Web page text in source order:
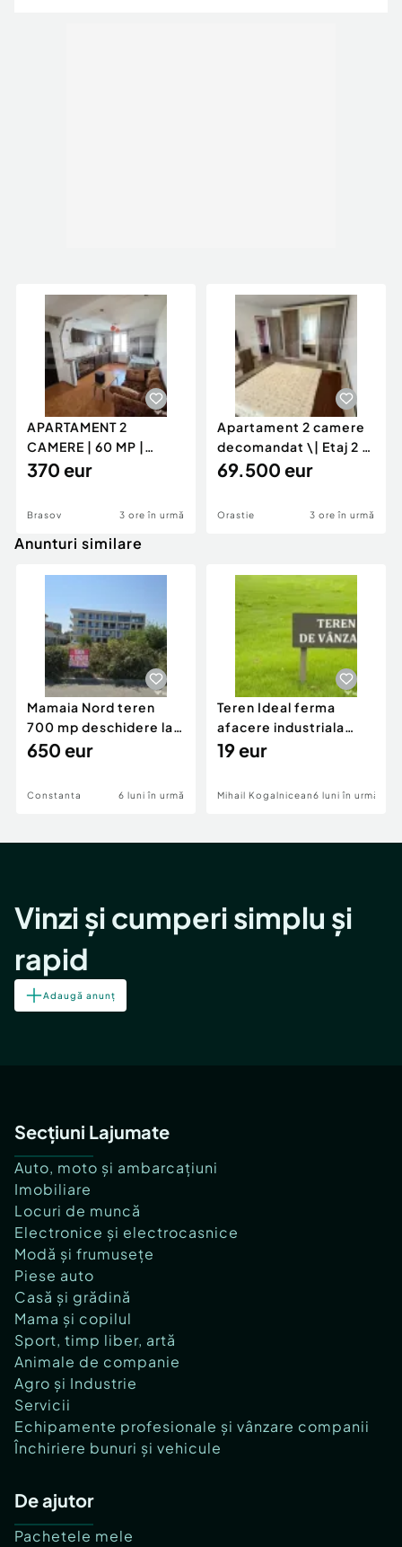
APARTAMENT 2
CAMERE | 60 MP |
GENERAL MOCIULSCHI
370 eur
Brasov 3 ore în urmă
Apartament 2 camere
decomandat \| Etaj 2 \|
50 mp \+ 8 mp ba
69.500 eur
Orastie 3 ore în urmă
Anunturi similare
Mamaia Nord teren
700 mp deschidere la
D24 si D25
650 eur
Constanta 6 luni în urmă
Teren Ideal ferma
afacere industriala
deschidere 71 ml la
19 eur
Mihail Kogalniceanu6 luni în urmă
Vinzi și cumperi simplu și
rapid
Adaugă anunț
Secțiuni Lajumate
Auto, moto și ambarcațiuni
Imobiliare
Locuri de muncă
Electronice și electrocasnice
Modă și frumusețe
Piese auto
Casă și grădină
Mama și copilul
Sport, timp liber, artă
Animale de companie
Agro și Industrie
Servicii
Echipamente profesionale și vânzare companii
Închiriere bunuri și vehicule
De ajutor
Pachetele mele